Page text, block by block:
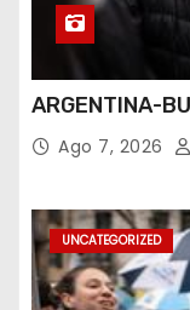
ARGENTINA-
Ago 7, 2026
UNCATEGORIZED